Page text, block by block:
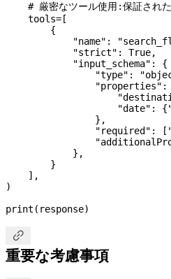
# 厳密なツール使用:保証され
    tools
= [
        {
            "name"
:
            "strict"
: True,
            "input_schema"
: {
                "type"
:
                "properties"
:
                    "date"
: {
                },
                "required"
: [
            },
        }
    ],
)
print (response)

重要な考慮事項